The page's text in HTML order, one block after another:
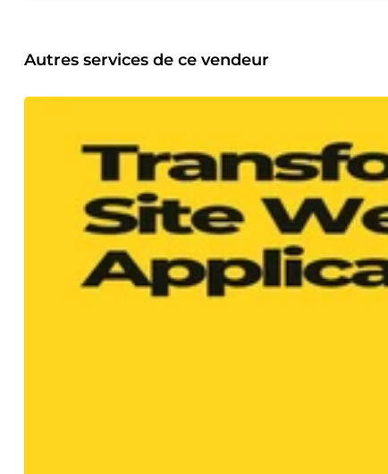
Autres services de ce vendeur